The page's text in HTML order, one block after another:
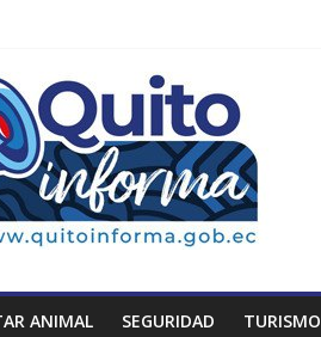
ANIMAL SEGURIDAD TURISMO